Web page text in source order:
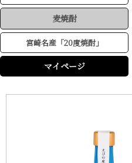
麦焼酎
宮崎名産「20度焼酎」
マイページ